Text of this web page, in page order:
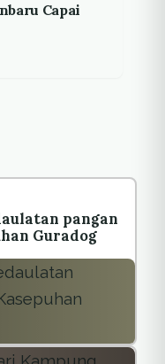
Capai
pangan
Guradog